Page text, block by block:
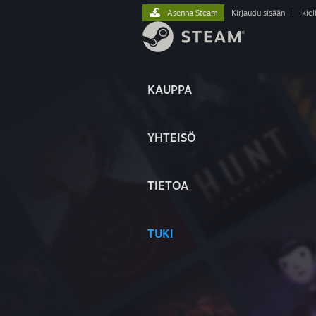
KAUPPA
YHTEISÖ
TIETOA
TUKI
Asenna Steam Kirjaudu sisään kieli